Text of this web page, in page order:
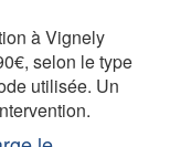
à Vignely
selon le type
utilisée. Un